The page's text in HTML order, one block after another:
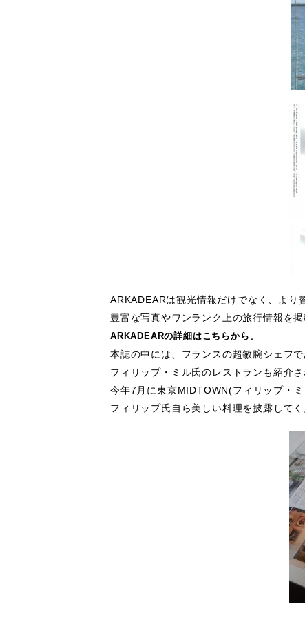
ARKADEARは観光情報だけでなく、より
豊富な写真やワンランク上の旅行情報を掲
ARKADEARの詳細はこちらから。
本誌の中には、フランスの超敏腕シェフで
フィリップ・ミル氏のレストランも紹介さ
今年7月に東京MIDTOWN(フィリップ・
フィリップ氏自ら美しい料理を披露して